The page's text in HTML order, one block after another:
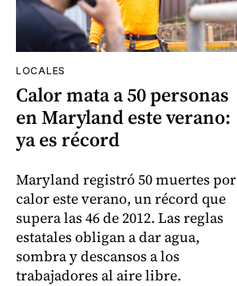
LOCALES
Calor mata a 50 personas
en Maryland este verano:
ya es récord
Maryland registró 50 muertes por
calor este verano, un récord que
supera las 46 de 2012. Las reglas
estatales obligan a dar agua,
sombra y descansos a los
trabajadores al aire libre.